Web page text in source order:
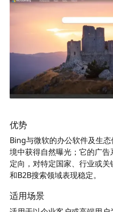
优势
Bing与微软的办公软件及生
境中获得自然曝光；它的广
定向，对特定国家、行业或
和B2B搜索领域表现稳定。
适用场景